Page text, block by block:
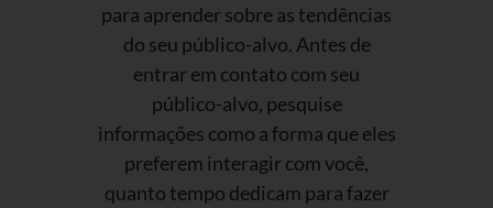
para aprender sobre as tendências
do seu público-alvo. Antes de
entrar em contato com seu
público-alvo, pesquise
informações como a forma que eles
preferem interagir com você,
quanto tempo dedicam para fazer